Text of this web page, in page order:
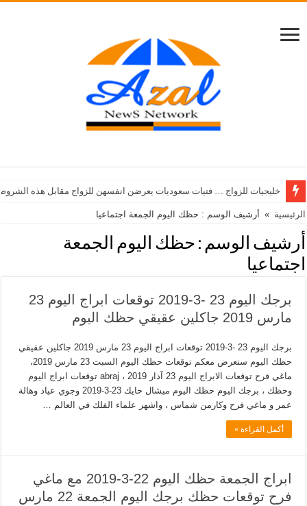
خليجيات للزواج … فتيات سعوديات يعرضن انفسهن للزواج مقابل هذه
الرئيسية » أرشيف الوسم : حظك اليوم الجمعة اجتماعيا
أرشيف الوسم : حظك اليوم الجمعة
اجتماعيا
برجك اليوم 23 -3-2019 توقعات ابراج اليوم 23
مارس 2019 جاكلين عقيقي حظك اليوم
برجك اليوم 23 -3-2019 توقعات ابراج اليوم 23 مارس 2019 جاكلين عقيقي
حظك اليوم ستعرض معكم توقعات حظك اليوم السبت 23 مارس 2019،
ماغي فرح توقعات الابراج اليوم 23 آذار 2019 ، abraj توقعات ابراج اليوم
وحظك ، برجك اليوم حظك اليوم ميشال حايك 23-3-2019 وجوي عياد وهالة
عمر و ماغي فرح وكارمن شماس ، واشهر علماء الفلك في العالم …
أكمل القراءة »
ابراج الجمعة حظك اليوم 22-3-2019 مع ماغي
فرح توقعات حظك برجك اليوم الجمعة 22 مارس